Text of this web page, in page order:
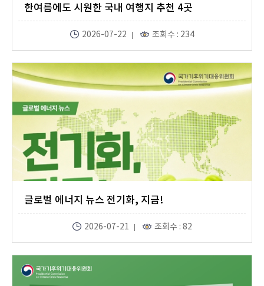
한여름에도 시원한 국내 여행지 추천 4곳
2026-07-22 조회수 : 234
글로벌 에너지 뉴스 전기화, 지금!
2026-07-21 조회수 : 82